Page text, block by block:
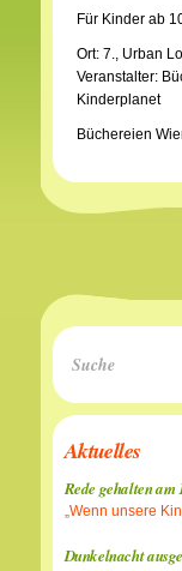
Für Kinder ab
Ort: 7., Urban
Veranstalter:
Kinderplanet
Büchereien
Aktuelles
Rede gehalten
„Wenn unsere
Dunkelnacht